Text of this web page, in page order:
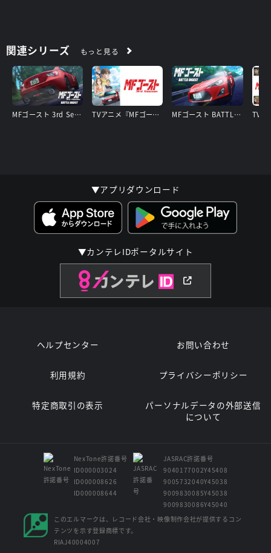
関連シリーズ もっと見る
MFゴースト 3rd Season BATTLE DIGEST TVアニメ『MFゴースト 3rd Season』 MFゴースト BATTLE DIGEST
▼アプリダウンロード
▼カンテレIDポータルサイト
ヘルプセンター お問い合わせ
利用規約 プライバシーポリシー
特定商取引の表示
パーソナルデータの外部送信
について
NexTone許諾番号
ID000003024
ID000008626
ID000008644
JASRAC許諾番号
9040177002Y45408
9005732040Y45038
9009830085Y45038
9009830086Y45040
このエルマークは、レコード会社・映像制作会社が提供するコン
テンツを示す登録商標です。
RIAJ40004007